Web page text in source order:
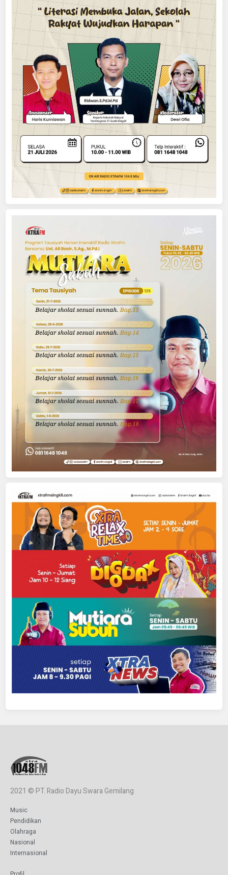
2021 © PT. Radio Dayu Swara Gemilang
Music
Pendidikan
Olahraga
Nasional
Internasional